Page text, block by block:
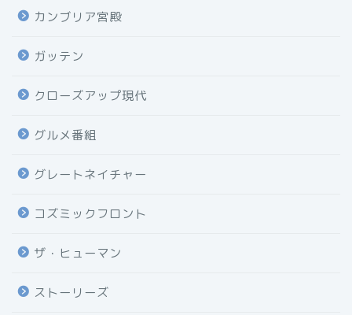
カンブリア宮殿
ガッテン
クローズアップ現代
グルメ番組
グレートネイチャー
コズミックフロント
ザ・ヒューマン
ストーリーズ